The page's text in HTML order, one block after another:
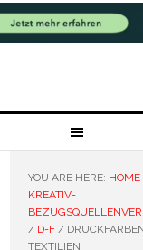
YOU ARE HERE: HOME
KREATIV-
/ D-F /
TEXTILIEN